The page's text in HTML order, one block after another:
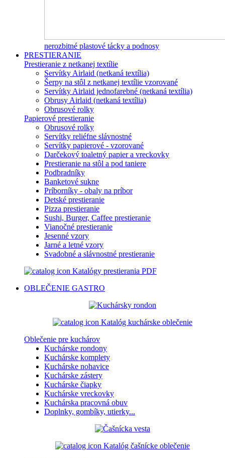
nerozbitné plastové tácky a podnosy
PRESTIERANIE
Prestieranie z netkanej textílie
Servítky Airlaid (netkaná textília)
Šerpy na stôl z netkanej textílie vzorované
Servítky Airlaid jednofarebné (netkaná textília)
Obrusy Airlaid (netkaná textília)
Obrusové rolky
Papierové prestieranie
Obrusové rolky
Servítky reliéfne slávnostné
Servítky papierové - vzorované
Darčekový toaletný papier a vreckovky
Prestieranie na stôl a pod taniere
Podbradníky
Banketové sukne
Príborníky - obaly na príbor
Detské prestieranie
Pizza prestieranie
Sushi, Burger, Caffee prestieranie
Vianočné prestieranie
Jesenné vzory
Jarné a letné vzory
Svadobné a slávnostné prestieranie
Katalógy prestierania PDF
OBLEČENIE GASTRO
Katalóg kuchárske oblečenie
Oblečenie pre kuchárov
Kuchárske rondony
Kuchárske komplety
Kuchárske nohavice
Kuchárske zástery
Kuchárske čiapky
Kuchárske vreckovky
Kuchárska pracovná obuv
Doplnky, gombíky, utierky...
Katalóg čašnícke oblečenie